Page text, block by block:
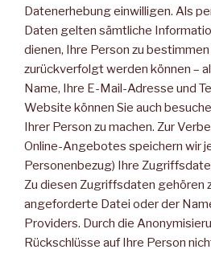
Datenerhebung einwilligen. Als
Daten gelten sämtliche
dienen, Ihre Person zu
zurückverfolgt werden können –
Name, Ihre E-Mail-Adresse und
Website können Sie auch
Ihrer Person zu machen. Zur
Online-Angebotes speichern wir
Personenbezug) Ihre
Zu diesen Zugriffsdaten gehören
angeforderte Datei oder der
Providers. Durch die
Rückschlüsse auf Ihre Person